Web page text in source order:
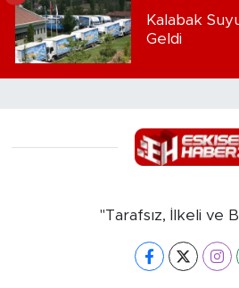
Kalabak
Geldi
"Tarafsız, İlkeli ve